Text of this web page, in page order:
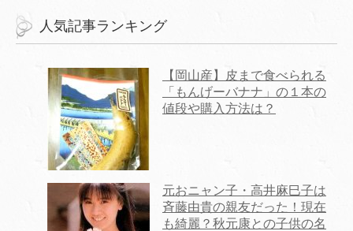
人気記事ランキング
【岡山産】皮まで食べられる
「もんげーバナナ」の１本の
値段や購入方法は？
元おニャン子・高井麻巳子は
斉藤由貴の親友だった！現在
も綺麗？秋元康との子供の名